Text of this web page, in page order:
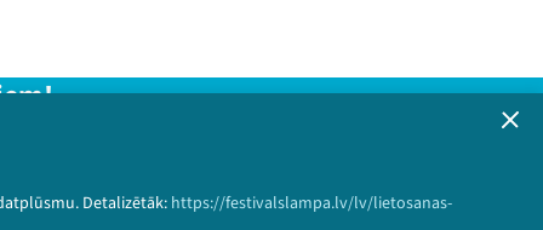
Detalizētāk: https://festivalslampa.lv/lv/lietosanas-
Pieteikties